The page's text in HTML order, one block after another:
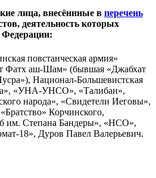
лица, внесённные в перечень
деятельность которых
Федерации:
повстанческая армия»
аш-Шам» (бывшая «Джабхат
Национал-Большевистская
«УНА-УНСО», «Талибан»,
народа», «Свидетели Иеговы»,
Корчинского,
им. Степана Бандеры», «НСО»,
18», Дуров Павел Валерьевич.